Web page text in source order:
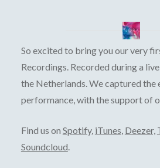
So excited to bring you our very
Recordings. Recorded during a
the Netherlands. We captured the
performance, with the support of
Find us on Spotify, iTunes, Deezer,
Soundcloud.